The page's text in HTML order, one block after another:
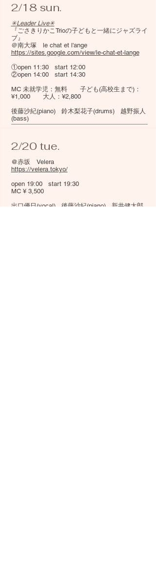
2/18 sun.
✳︎Leader Live✳︎
『ごさきりかこTrioの子どもと一緒にジャズライ
ブ』
＠南大塚 le chat et l'ange
https://sites.google.com/view/le-chat-et-lange
①open 11:30 start 12:00
②open 14:00 start 14:30
MC 未就学児：無料 子ども(高校生まで)：
¥1,000 大人：¥2,800
後藤沙紀(piano) 鈴木梨花子(drums) 越野振人
(bass)
2/20 tue.
@赤坂 Velera
https://velera.tokyo/
open 19:00 start 19:30
MC ¥ 3,500
​出口優日(vocal) 後藤沙紀(piano) 新井健太郎